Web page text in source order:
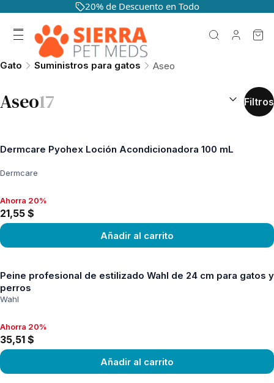
20% de Descuento en Todo
Gato Suministros para gatos Aseo
Aseo17 Filtros
Dermcare Pyohex Loción Acondicionadora 100 mL
Dermcare
Ahorra 20%, 21,55 $
Ahorra 20%
21,55 $
Añadir al carrito
Peine profesional de estilizado Wahl de 24 cm para gatos y
perros
Wahl
Ahorra 20%, 35,51 $
Ahorra 20%
35,51 $
Añadir al carrito